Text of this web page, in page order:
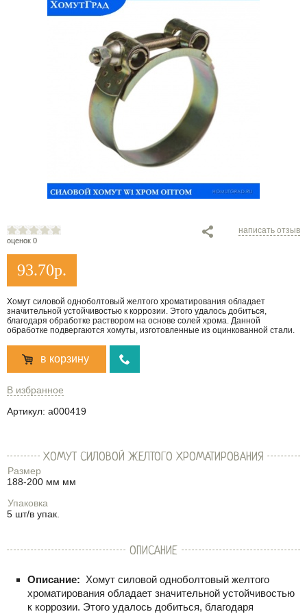
оценок 0
написать отзыв
93.70р.
Хомут силовой одноболтовый желтого хроматирования обладает
значительной устойчивостью к коррозии. Этого удалось добиться,
благодаря обработке раствором на основе солей хрома. Данной
обработке подвергаются хомуты, изготовленные из оцинкованной стали.
в корзину
В избранное
Артикул: a000419
ХОМУТ СИЛОВОЙ ЖЕЛТОГО ХРОМАТИРОВАНИЯ
Размер
188-200 мм мм
Упаковка
5 шт/в упак.
ОПИСАНИЕ
Описание: Хомут силовой одноболтовый желтого
хроматирования обладает значительной устойчивостью
к коррозии. Этого удалось добиться, благодаря